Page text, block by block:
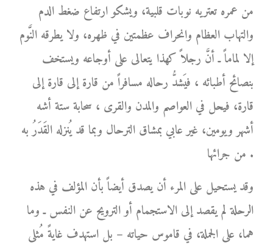
من عمره تعتريه نوبات قلبية، ويشكو ارتفاع ضغط الدم
والتهاب العظام وانحراف عظمتين في ظهره، ولا يطرقه النَّوم
إلا لماماً ـ أنَّ رجلاً كهذا يتعالى على أوجاعه ويستخف
بنصائح أطبائه ، فيَشدُّ رحاله مسافراً من قارة إلى قارة إلى
قارة، فيحل في العواصم والمدن والقرى ، سحابة ستة أشه
أشهر ويومين، غير عابي بمشاق الترحال وبما قد يُنزله القَدَرُ به
من جرائها .
وقد يستحيل على المرء أن يصدق أيضاً بأن المؤلف في هذه
الرحلة لم يقصد إلى الاستجمام أو الترويح عن النفس ـ وما
هما، على الجملة، في قاموس حياته – بل استهدف غايةً مُثلى